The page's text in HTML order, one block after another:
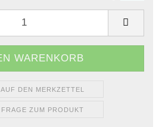
AUF DEN MERKZETTEL
FRAGE ZUM PRODUKT